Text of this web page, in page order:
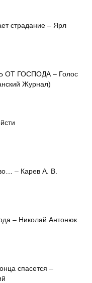
страдание – Ярл
ОТ ГОСПОДА – Голос
Журнал)
– Карев А. В.
– Николай Антонюк
спасется –